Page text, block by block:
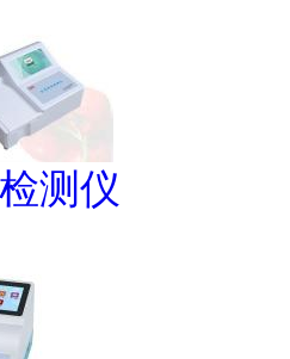
测仪